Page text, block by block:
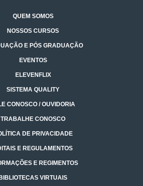
QUEM SOMOS
NOSSOS CURSOS
E PÓS GRADUAÇÃO
EVENTOS
ELEVENFLIX
SISTEMA QUALITY
CONOSCO / OUVIDORIA
TRABALHE CONOSCO
DE PRIVACIDADE
E REGULAMENTOS
E REGIMENTOS
BIBLIOTECAS VIRTUAIS